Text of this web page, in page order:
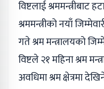
विष्टलाई श्रममन्त्रीबाट
श्रममन्त्रीको नयाँ
गते श्रम मन्त्रालयको
विष्टले २१ महिना श्रम
अवधिमा श्रम क्षेत्रमा